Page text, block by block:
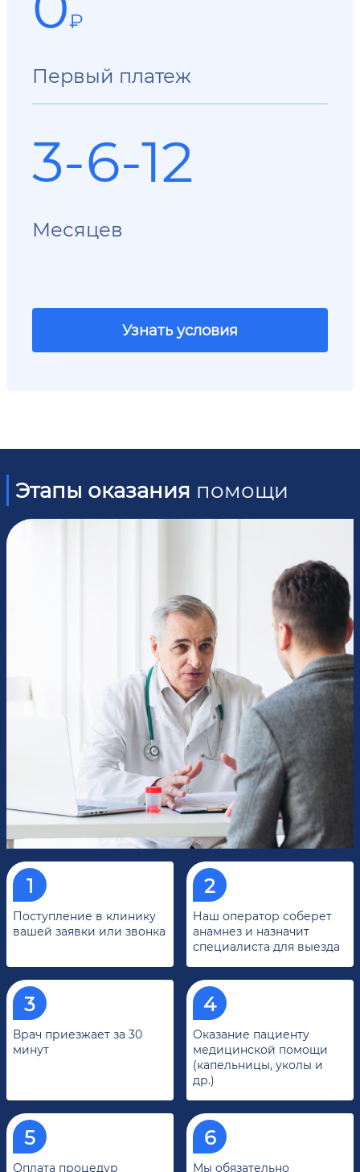
₽
Первый платеж
3-6-12
Месяцев
Узнать условия
Этапы оказания помощи
Поступление в клинику
вашей заявки или звонка
Наш оператор соберет
анамнез и назначит
специалиста для выезда
Врач приезжает за 30
минут
Оказание пациенту
медицинской помощи
(капельницы, уколы и
др.)
Оплата процедур
Мы обязательно